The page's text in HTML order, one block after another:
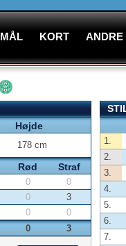
MÅL KORT ANDRE
Højde
178 cm
Rød Straf
0
0
0
3
0
0
0 3
1.
2.
3.
4.
5.
6.
7.